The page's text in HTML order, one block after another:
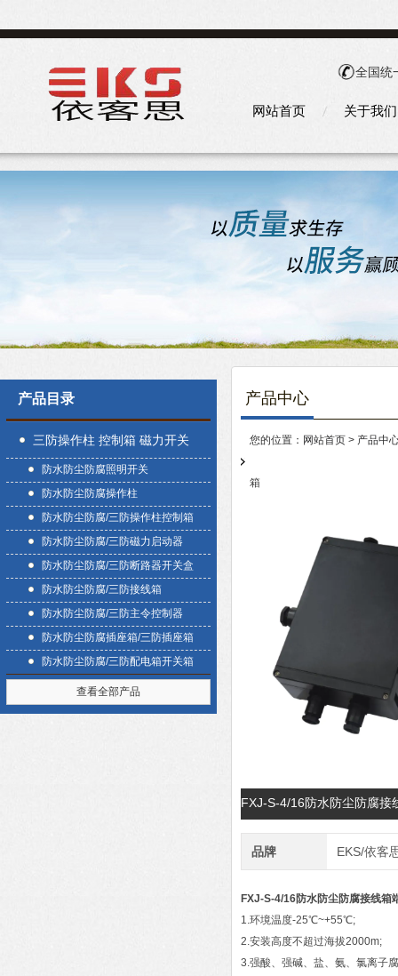
全国统
网站首页 关于我们
产品目录
三防操作柱 控制箱 磁力开关
盒防水防尘防腐照明开关
防水防尘防腐操作柱
防水防尘防腐/三防操作柱控制箱
防水防尘防腐/三防磁力启动器
防水防尘防腐/三防断路器开关盒
防水防尘防腐/三防接线箱
防水防尘防腐/三防主令控制器
防水防尘防腐插座箱/三防插座箱
防水防尘防腐/三防配电箱开关箱
查看全部产品
产品中心
您的位置： 网站首页 > 产品中
箱
FXJ-S-4/16防水防尘防腐接
品牌 EKS/依客
FXJ-S-4/16防水防尘防腐接线箱
1.环境温度-25℃~+55℃;
2.安装高度不超过海拔2000m;
3.强酸、强碱、盐、氨、氯离子